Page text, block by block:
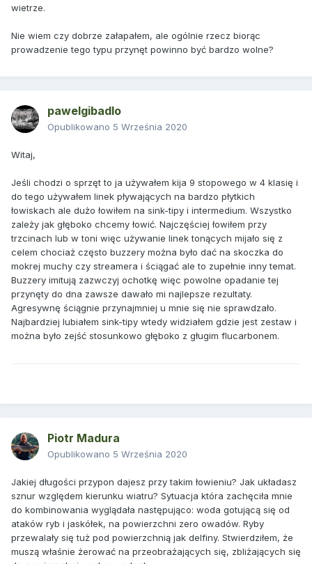
wietrze.
Nie wiem czy dobrze załapałem, ale ogólnie rzecz biorąc
prowadzenie tego typu przynęt powinno być bardzo wolne?
pawelgibadlo
Opublikowano 5 Września 2020
Witaj,
Jeśli chodzi o sprzęt to ja używałem kija 9 stopowego w 4 klasię i
do tego używałem linek pływających na bardzo płytkich
łowiskach ale dużo łowiłem na sink-tipy i intermedium. Wszystko
zależy jak głęboko chcemy łowić. Najczęściej łowiłem przy
trzcinach lub w toni więc używanie linek tonących mijało się z
celem chociaż często buzzery można było dać na skoczka do
mokrej muchy czy streamera i ściągać ale to zupełnie inny temat.
Buzzery imitują zazwczyj ochotkę więc powolne opadanie tej
przynęty do dna zawsze dawało mi najlepsze rezultaty.
Agresywnę ściągnie przynajmniej u mnie się nie sprawdzało.
Najbardziej lubiałem sink-tipy wtedy widziałem gdzie jest zestaw i
można było zejść stosunkowo głęboko z gługim flucarbonem.
Piotr Madura
Opublikowano 5 Września 2020
Jakiej długości przypon dajesz przy takim łowieniu? Jak układasz
sznur względem kierunku wiatru? Sytuacja która zachęciła mnie
do kombinowania wyglądała następująco: woda gotującą się od
ataków ryb i jaskółek, na powierzchni zero owadów. Ryby
przewalały się tuż pod powierzchnią jak delfiny. Stwierdziłem, że
muszą właśnie żerować na przeobrażających się, zbliżających się